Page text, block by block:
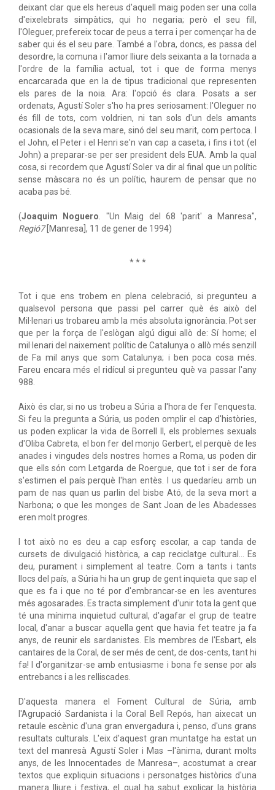
deixant clar que els hereus d'aquell maig poden ser una colla
d'eixelebrats simpàtics, qui ho negaria; però el seu fill,
l'Oleguer, prefereix tocar de peus a terra i per començar ha de
saber qui és el seu pare. També a l'obra, doncs, es passa del
desordre, la comuna i l'amor lliure dels seixanta a la tornada a
l'ordre de la família actual, tot i que de forma menys
encarcarada que en la de tipus tradicional que representen
els pares de la noia. Ara: l'opció és clara. Posats a ser
ordenats, Agustí Soler s'ho ha pres seriosament: l'Oleguer no
és fill de tots, com voldrien, ni tan sols d'un dels amants
ocasionals de la seva mare, sinó del seu marit, com pertoca. I
el John, el Peter i el Henri se'n van cap a caseta, i fins i tot (el
John) a preparar-se per ser president dels EUA. Amb la qual
cosa, si recordem que Agustí Soler va dir al final que un polític
sense màscara no és un polític, haurem de pensar que no
acaba pas bé.
(Joaquim Noguero . "Un Maig del 68 'parit' a Manresa",
Regió7[Manresa], 11 de gener de 1994)
* * *
Tot i que ens trobem en plena celebració, si pregunteu a
qualsevol persona que passi pel carrer què és això del
Mil·lenari us trobareu amb la més absoluta ignorància. Pot ser
que per la força de l'eslògan algú digui allò de: Sí home; el
mil·lenari del naixement polític de Catalunya o allò més senzill
de Fa mil anys que som Catalunya; i ben poca cosa més.
Fareu encara més el ridícul si pregunteu què va passar l'any
988.
Això és clar, si no us trobeu a Súria a l'hora de fer l'enquesta.
Si feu la pregunta a Súria, us poden omplir el cap d'històries,
us poden explicar la vida de Borrell II, els problemes sexuals
d'Oliba Cabreta, el bon fer del monjo Gerbert, el perquè de les
anades i vingudes dels nostres homes a Roma, us poden dir
que ells són com Letgarda de Roergue, que tot i ser de fora
s'estimen el país perquè l'han entès. I us quedaríeu amb un
pam de nas quan us parlin del bisbe Ató, de la seva mort a
Narbona; o que les monges de Sant Joan de les Abadesses
eren molt progres.
I tot això no es deu a cap esforç escolar, a cap tanda de
cursets de divulgació històrica, a cap reciclatge cultural… Es
deu, purament i simplement al teatre. Com a tants i tants
llocs del país, a Súria hi ha un grup de gent inquieta que sap el
que es fa i que no té por d'embrancar-se en les aventures
més agosarades. Es tracta simplement d'unir tota la gent que
té una mínima inquietud cultural, d'agafar el grup de teatre
local, d'anar a buscar aquella gent que havia fet teatre ja fa
anys, de reunir els sardanistes. Els membres de l'Esbart, els
cantaires de la Coral, de ser més de cent, de dos-cents, tant hi
fa! I d'organitzar-se amb entusiasme i bona fe sense por als
entrebancs i a les relliscades.
D'aquesta manera el Foment Cultural de Súria, amb
l'Agrupació Sardanista i la Coral Bell Repós, han aixecat un
retaule escènic d'una gran envergadura i, penso, d'uns grans
resultats culturals. L'eix d'aquest gran muntatge ha estat un
text del manresà Agustí Soler i Mas –l'ànima, durant molts
anys, de les Innocentades de Manresa–, acostumat a crear
textos que expliquin situacions i personatges històrics d'una
manera lliure i festiva, el qual ha sabut explicar la història